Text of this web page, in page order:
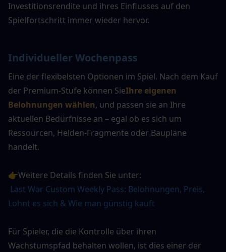
Investitionsrendite und ihres Einflusses auf den
Spielfortschritt immer wieder hervor.
Individueller Wochenpass
Eine der flexibelsten Optionen im Spiel. Nach dem Kauf
der Premium-Stufe können SieIhre eigenen
Belohnungen wählen, und passen sie an Ihre
aktuellen Bedürfnisse an – egal ob es sich um
Ressourcen, Helden-Fragmente oder Baupläne
handelt.
👉Weitere Details finden Sie unter:
Last War Custom Weekly Pass: Belohnungen, Preis,
Lohnt es sich & Wie man günstig kauft
Für Spieler, die die Kontrolle über ihren
Wachstumspfad behalten wollen, ist dies einer der